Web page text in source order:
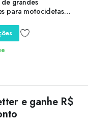
para motocicletas
de motociclista,
verão, 2023
e ganhe R$